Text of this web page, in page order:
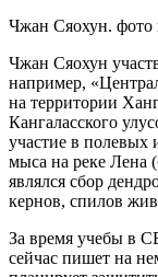
Чжан Сяохун. фото
Чжан Сяохун
например,
на территории
Кангаласского
участие в полевых
мыса на реке Лена
являлся сбор
кернов, спилов
За время учебы в
сейчас пишет на